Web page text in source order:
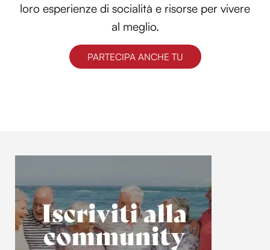
loro esperienze di socialità e risorse per vivere
al meglio.
PARTECIPA ANCHE TU